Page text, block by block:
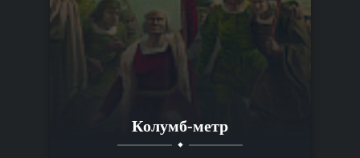
Колумб-метр